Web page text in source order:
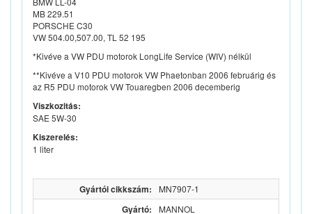
MB 229.51
PORSCHE C30
VW 504.00,507.00, TL 52 195
*Kivéve a VW PDU motorok LongLife Service (WIV) nélkül
**Kivéve a V10 PDU motorok VW Phaetonban 2006 februárig és
az R5 PDU motorok VW Touaregben 2006 decemberig
Viszkozitás:
SAE 5W-30
Kiszerelés:
1 liter
Gyártói cikkszám: MN7907-1
Gyártó: MANNOL